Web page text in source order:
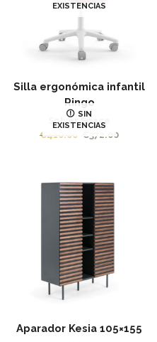
EXISTENCIAS
Silla ergonómica infantil
Ringo
Solver Space
€410.00 € 372.00
SIN
EXISTENCIAS
Aparador Kesia 105×155